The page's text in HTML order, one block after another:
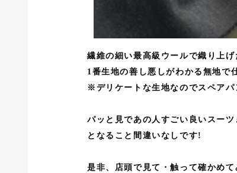
繊維の細い最高級ウールで織り上
1番生地の善し悪しがわかる無地で
※デリケートな生地なのでスペアパ
パッと見であの人すごい良いスーツ
となること間違いなしです!
是非、店頭で見て・触って確かめ